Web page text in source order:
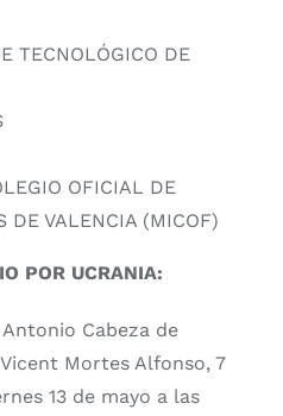
TECNOLÓGICO DE
OFICIAL DE
DE VALENCIA (MICOF)
POR UCRANIA:
Cabeza de
Mortes Alfonso, 7
13 de mayo a las